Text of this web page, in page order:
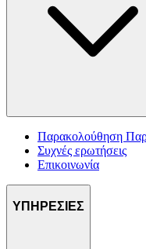
Παρακολούθηση
Συχνές ερωτήσεις
Επικοινωνία
ΥΠΗΡΕΣΙΕΣ